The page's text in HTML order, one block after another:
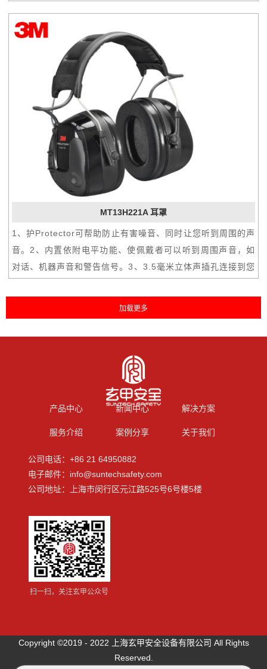
MT13H221A 耳罩
1、护Protector可帮助防止有害噪音、同时让您听到周围的声
音。2、内置依附电平功能、使佩戴者可以听到周围声音，如
对话、机器声音和警告信号。3、3.5毫米立体声插孔连接到您
低电池电量警告可通知您何时更换电池。5、语音引导菜单系
产品中心 新闻中心 解决方案
服务介绍 案例分享 关于我们
公司电话：+86 21 64950882
电子邮件：info@suntechsafety.com
公司地址：上海市闵行区元江路525号6号楼5楼
扫一扫，关注玄甲公众号
Copyright ©2019 - 2022 上海玄甲安全设备有限公司 All Rights
Reserved.